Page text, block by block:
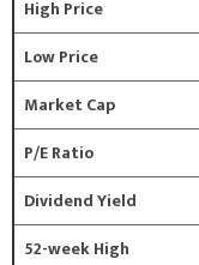
High Price
Low Price
Market Cap
P/E Ratio
Dividend Yield
52-week High